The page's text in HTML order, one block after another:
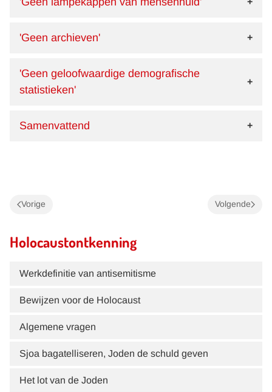
'Geen archieven'
'Geen geloofwaardige demografische
statistieken'
Samenvattend
Vorige Volgende
Holocaustontkenning
Werkdefinitie van antisemitisme
Bewijzen voor de Holocaust
Algemene vragen
Sjoa bagatelliseren, Joden de schuld geven
Het lot van de Joden